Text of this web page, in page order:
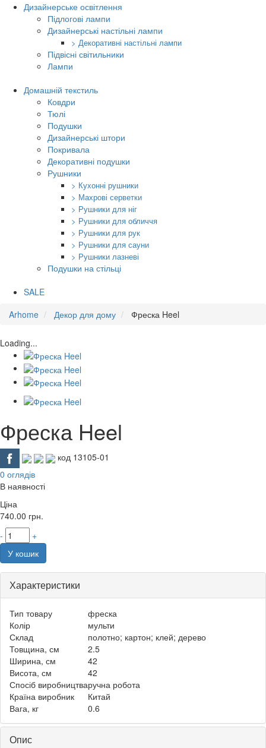
Дизайнерське освітлення
Підлогові лампи
Дизайнерські настільні лампи
> Декоративні настільні лампи
Підвісні світильники
Лампи
Домашній текстиль
Ковдри
Тюлі
Подушки
Дизайнерські штори
Покривала
Декоративні подушки
Рушники
> Кухонні рушники
> Махрові серветки
> Рушники для ніг
> Рушники для обличчя
> Рушники для рук
> Рушники для сауни
> Рушники лазневі
Подушки на стільці
SALE
Arhome
Декор для дому Фреска Heel
Loading...
Фреска Heel
код 13105-01
0 оглядів
В наявності
Ціна
740.00 грн.
-
+
У кошик
Характеристики
Тип товару
фреска
Колір
мульти
Склад
полотно; картон; клей; дерево
Товщина, см
2.5
Ширина, см
42
Висота, см
42
Спосіб виробництваручна робота
Країна виробник
Китай
Вага, кг
0.6
Опис